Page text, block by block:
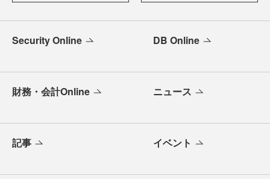
Security Online DB Online
財務・会計Online ニュース
記事 イベント